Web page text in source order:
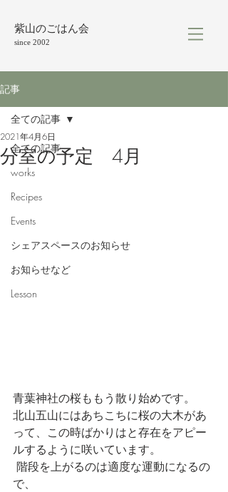
紫山のごはん会
since 2002
記事
全ての記事
works
Recipes
Events
シェアスペースのお知らせ
お知らせなど
Lesson
全ての記事
分室の予定 4月
2021年4月6日
青葉神社の桜ももう散り始めです。
北山五山にはあちこちに桜の大木があ
って、この時ばかりはと存在をアピー
ルするように咲いています。
で、